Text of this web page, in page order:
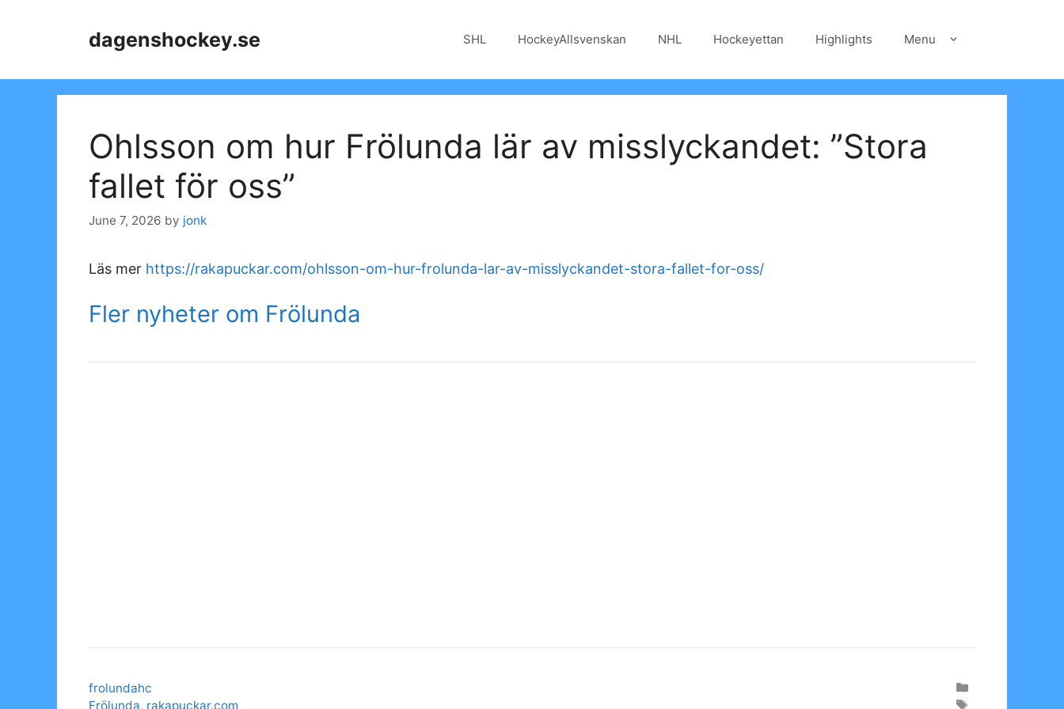
dagenshockey.se SHL HockeyAllsvenskan NHL Hockeyettan Highlights Menu
Ohlsson om hur Frölunda lär av misslyckandet: ”Stora
fallet för oss”
June 7, 2026 by jonk
Läs mer https://rakapuckar.com/ohlsson-om-hur-frolunda-lar-av-misslyckandet-stora-fallet-for-oss/
Fler nyheter om Frölunda
Categories
frolundahc
Tags
Frölunda, rakapuckar.com